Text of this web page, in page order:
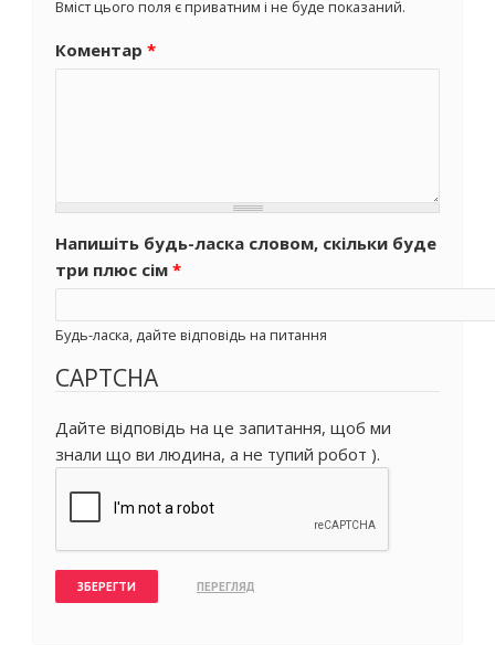
Вміст цього поля є приватним і не буде показаний.
Коментар *
Напишіть будь-ласка словом, скільки буде
три плюс сім *
Будь-ласка, дайте відповідь на питання
CAPTCHA
Дайте відповідь на це запитання, щоб ми
знали що ви людина, а не тупий робот ).